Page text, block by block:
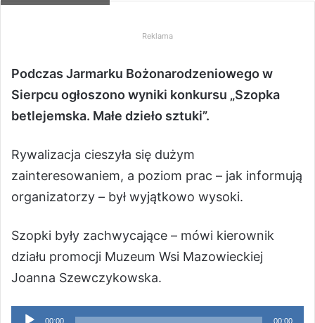
Reklama
Podczas Jarmarku Bożonarodzeniowego w
Sierpcu ogłoszono wyniki konkursu „Szopka
betlejemska. Małe dzieło sztuki”.
Rywalizacja cieszyła się dużym
zainteresowaniem, a poziom prac – jak informują
organizatorzy – był wyjątkowo wysoki.
Szopki były zachwycające – mówi kierownik
działu promocji Muzeum Wsi Mazowieckiej
Joanna Szewczykowska.
Odtwarzacz
00:00 00:00